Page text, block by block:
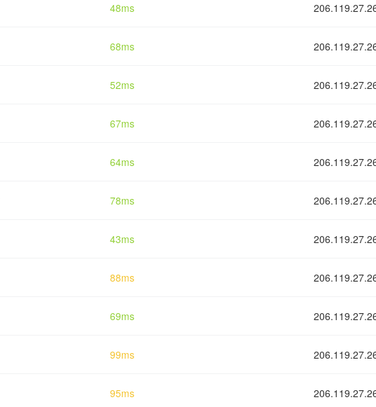
48ms
68ms
52ms
67ms
64ms
78ms
43ms
88ms
69ms
99ms
95ms